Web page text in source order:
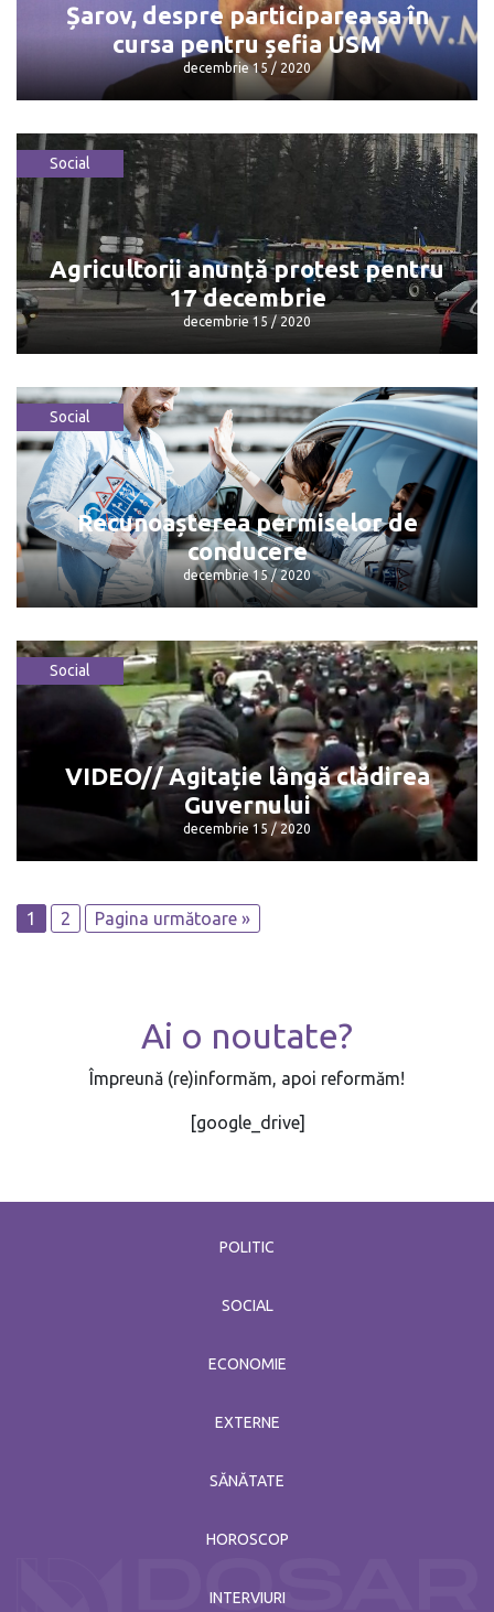
Șarov, despre participarea sa în
cursa pentru șefia USM
decembrie 15 / 2020
Șarov, despre participarea sa în cursa
pentru șefia USM
decembrie 15 / 2020
Social
Agricultorii anunță protest pentru
17 decembrie
decembrie 15 / 2020
Agricultorii anunță protest pentru 17
decembrie
decembrie 15 / 2020
Social
Recunoașterea permiselor de
conducere
decembrie 15 / 2020
Recunoașterea permiselor de
conducere
decembrie 15 / 2020
Social
VIDEO// Agitație lângă clădirea
Guvernului
decembrie 15 / 2020
1 2 Pagina următoare »
Ai o noutate?
Împreună (re)informăm, apoi reformăm!
[google_drive]
POLITIC
SOCIAL
ECONOMIE
EXTERNE
SĂNĂTATE
HOROSCOP
INTERVIURI